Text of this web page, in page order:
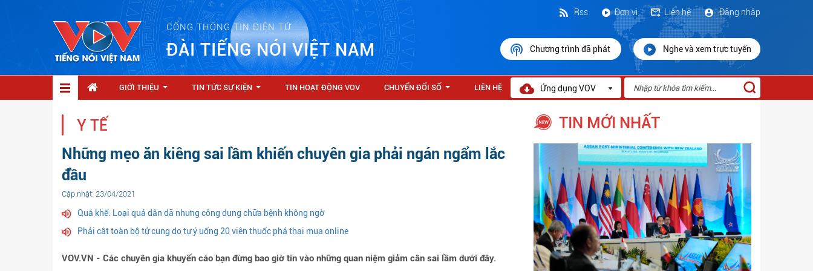
CỔNG THÔNG TIN ĐIỆN TỬ
ĐÀI TIẾNG NÓI VIỆT NAM
Đăng nhập
Liên hệ
Đơn vị
Rss
Chương trình đã phát Nghe và xem trực tuyến
GIỚI THIỆU TIN TỨC SỰ KIỆN TIN HOẠT ĐỘNG VOV CHUYỂN ĐỔI SỐ LIÊN HỆ Ứng dụng VOV
Y TẾ
Những mẹo ăn kiêng sai lầm khiến chuyên gia phải ngán ngẩm lắc
đầu
Cập nhật: 23/04/2021
Quả khế: Loại quả dân dã nhưng công dụng chữa bệnh không ngờ
Phải cắt toàn bộ tử cung do tự ý uống 20 viên thuốc phá thai mua online
VOV.VN - Các chuyên gia khuyến cáo bạn đừng bao giờ tin vào những quan niệm giảm cân sai lầm dưới đây.
TIN MỚI NHẤT